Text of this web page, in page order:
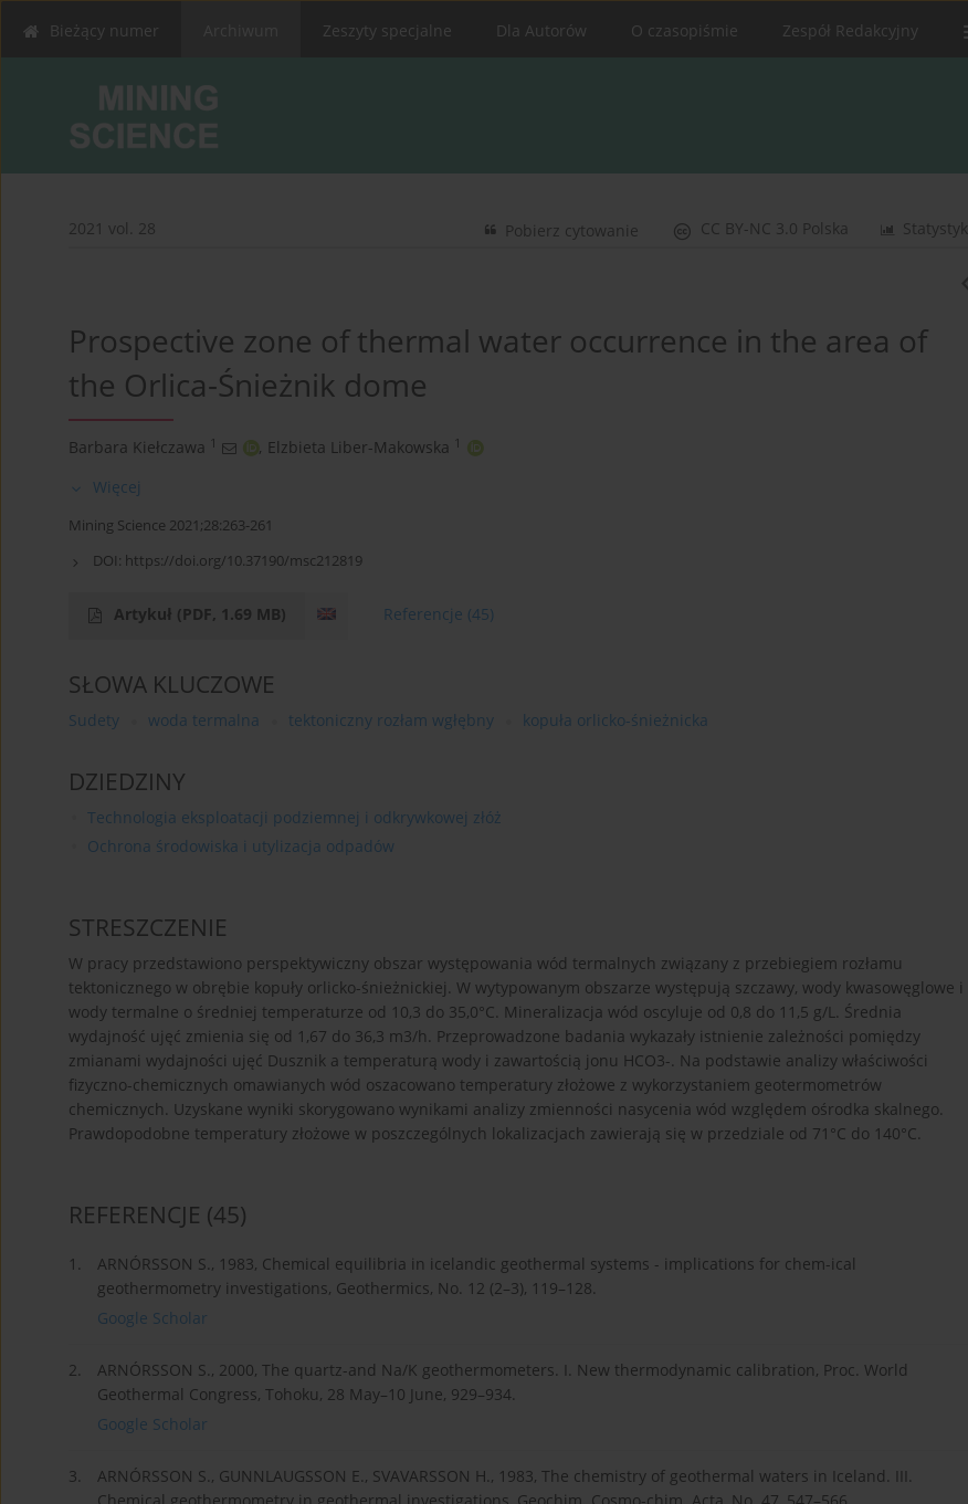
Bieżący numer Zeszyty specjalne Dla Autorów O czasopiśmie Zespół Redakcyjny
2021 vol. 28 Statystyki
CC BY-NC 3.0 Polska
Pobierz cytowanie
Prospective zone of thermal water occurrence in the area of
the Orlica-Śnieżnik dome
Barbara Kiełczawa 1 , Elzbieta Liber-Makowska 1
Więcej
Mining Science 2021;28:263-261
DOI: https://doi.org/10.37190/msc212819
Artykuł (PDF, 1.69 MB) Referencje (45)
SŁOWA KLUCZOWE
Sudety woda termalna tektoniczny rozłam wgłębny kopuła orlicko-śnieżnicka
DZIEDZINY
Technologia eksploatacji podziemnej i odkrywkowej złóż
Ochrona środowiska i utylizacja odpadów
STRESZCZENIE
W pracy przedstawiono perspektywiczny obszar występowania wód termalnych związany z przebiegiem rozłamu
tektonicznego w obrębie kopuły orlicko-śnieżnickiej. W wytypowanym obszarze występują szczawy, wody kwasowęglowe i
wody termalne o średniej temperaturze od 10,3 do 35,0°C. Mineralizacja wód oscyluje od 0,8 do 11,5 g/L. Średnia
wydajność ujęć zmienia się od 1,67 do 36,3 m3/h. Przeprowadzone badania wykazały istnienie zależności pomiędzy
zmianami wydajności ujęć Dusznik a temperaturą wody i zawartością jonu HCO3-. Na podstawie analizy właściwości
fizyczno-chemicznych omawianych wód oszacowano temperatury złożowe z wykorzystaniem geotermometrów
chemicznych. Uzyskane wyniki skorygowano wynikami analizy zmienności nasycenia wód względem ośrodka skalnego.
Prawdopodobne temperatury złożowe w poszczególnych lokalizacjach zawierają się w przedziale od 71°C do 140°C.
REFERENCJE (45)
1.
ARNÓRSSON S., 1983, Chemical equilibria in icelandic geothermal systems - implications for chem-ical
geothermometry investigations, Geothermics, No. 12 (2–3), 119–128.
Google Scholar
2.
ARNÓRSSON S., 2000, The quartz-and Na/K geothermometers. I. New thermodynamic calibration, Proc. World
Geothermal Congress, Tohoku, 28 May–10 June, 929–934.
Google Scholar
3.
ARNÓRSSON S., GUNNLAUGSSON E., SVAVARSSON H., 1983, The chemistry of geothermal waters in Iceland. III.